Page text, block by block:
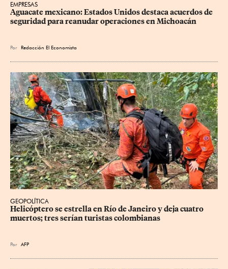
EMPRESAS
Aguacate mexicano: Estados Unidos destaca acuerdos de
seguridad para reanudar operaciones en Michoacán
Por Redacción El Economista
GEOPOLÍTICA
Helicóptero se estrella en Río de Janeiro y deja cuatro
muertos; tres serían turistas colombianas
Por AFP